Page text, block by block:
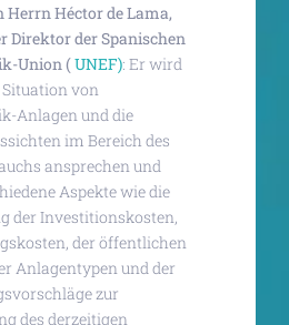
Herrn Héctor de Lama,
Direktor der Spanischen
Union (UNEF): Er wird
von
Anlagen und die
im Bereich des
ansprechen und
Aspekte wie die
der Investitionskosten,
der öffentlichen
Anlagentypen und der
zur
des derzeitigen